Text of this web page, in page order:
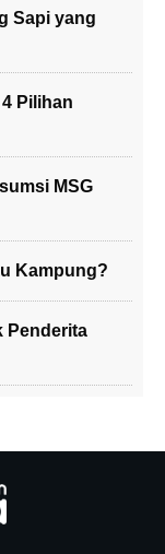
Sapi yang
Pilihan
MSG
Kampung?
Penderita